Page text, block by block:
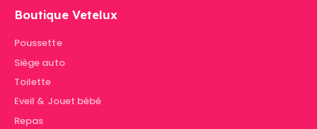
Boutique Vetelux
Poussette
Siège auto
Toilette
Eveil & Jouet bébé
Repas